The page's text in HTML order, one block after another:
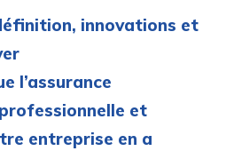
innovations et
l’assurance
et
entreprise en a